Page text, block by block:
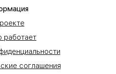
работает
соглашения